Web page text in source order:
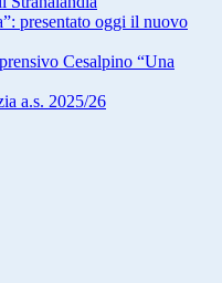
presentato oggi il nuovo
Cesalpino “Una
a.s. 2025/26